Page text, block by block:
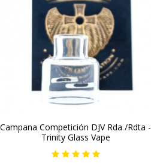
Campana Competición DJV Rda /Rdta -
Trinity Glass Vape